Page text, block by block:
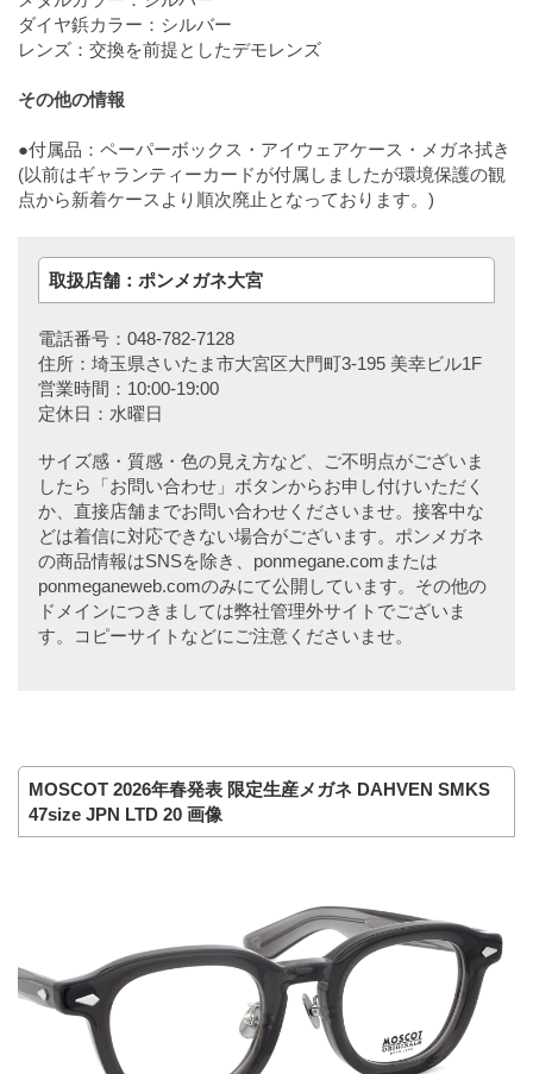
ダイヤ鋲カラー：シルバー
レンズ：交換を前提としたデモレンズ
その他の情報
●付属品：ペーパーボックス・アイウェアケース・メガネ拭き
(以前はギャランティーカードが付属しましたが環境保護の観
点から新着ケースより順次廃止となっております。)
取扱店舗：ポンメガネ大宮
電話番号：048-782-7128
住所：埼玉県さいたま市大宮区大門町3-195 美幸ビル1F
営業時間：10:00-19:00
定休日：水曜日
サイズ感・質感・色の見え方など、ご不明点がございま
したら「お問い合わせ」ボタンからお申し付けいただく
か、直接店舗までお問い合わせくださいませ。接客中な
どは着信に対応できない場合がございます。ポンメガネ
の商品情報はSNSを除き、ponmegane.comまたは
ponmeganeweb.comのみにて公開しています。その他の
ドメインにつきましては弊社管理外サイトでございま
す。コピーサイトなどにご注意くださいませ。
MOSCOT 2026年春発表 限定生産メガネ DAHVEN SMKS
47size JPN LTD 20 画像